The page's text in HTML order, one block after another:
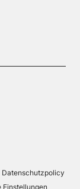
Datenschutzpolicy
Einstellungen